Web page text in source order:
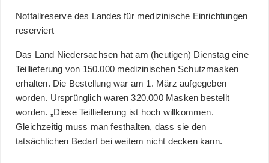
Notfallreserve des Landes für medizinische Einrichtungen
reserviert
Das Land Niedersachsen hat am (heutigen) Dienstag eine
Teillieferung von 150.000 medizinischen Schutzmasken
erhalten. Die Bestellung war am 1. März aufgegeben
worden. Ursprünglich waren 320.000 Masken bestellt
worden. „Diese Teillieferung ist hoch willkommen.
Gleichzeitig muss man festhalten, dass sie den
tatsächlichen Bedarf bei weitem nicht decken kann.